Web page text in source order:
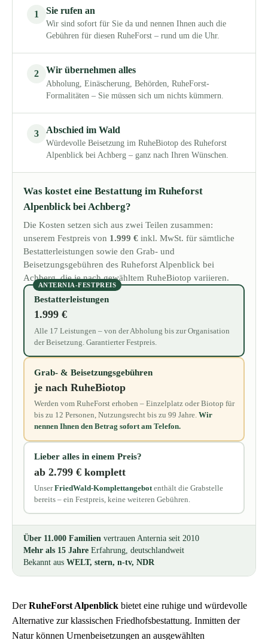
1 Sie rufen an
Wir sind sofort für Sie da und nennen Ihnen auch die
Gebühren für diesen RuheForst – rund um die Uhr.
2 Wir übernehmen alles
Abholung, Einäscherung, Behörden, RuheForst-
Formalitäten – Sie müssen sich um nichts kümmern.
3 Abschied im Wald
Würdevolle Beisetzung im RuheBiotop des Ruheforst
Alpenblick bei Achberg – ganz nach Ihren Wünschen.
Was kostet eine Bestattung im Ruheforst
Alpenblick bei Achberg?
Die Kosten setzen sich aus zwei Teilen zusammen:
unserem Festpreis von 1.999 € inkl. MwSt. für sämtliche
Bestatterleistungen sowie den Grab- und
Beisetzungsgebühren des Ruheforst Alpenblick bei
Achberg, die je nach gewähltem RuheBiotop variieren.
ANTERNIA-FESTPREIS
Bestatterleistungen
1.999 €
Alle 17 Leistungen – von der Abholung bis zur Organisation
der Beisetzung. Garantierter Festpreis.
Grab- & Beisetzungsgebühren
je nach RuheBiotop
Werden vom RuheForst erhoben – Einzelplatz oder Biotop für
bis zu 12 Personen, Nutzungsrecht bis zu 99 Jahre. Wir
nennen Ihnen den Betrag sofort am Telefon.
Lieber alles in einem Preis?
ab 2.799 € komplett
UnserFriedWald-Komplettangebotenthält die Grabstelle
bereits – ein Festpreis, keine weiteren Gebühren.
Über 11.000 Familien vertrauen Anternia seit 2010
Mehr als 15 Jahre Erfahrung, deutschlandweit
Bekannt aus WELT, stern, n-tv, NDR
DerRuheForst Alpenblick bietet eine ruhige und würdevolle
Alternative zur klassischen Friedhofsbestattung. Inmitten der
Natur können Urnenbeisetzungen an ausgewählten